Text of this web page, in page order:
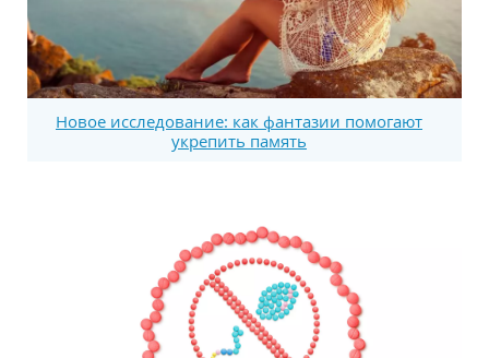
Новое исследование: как фантазии помогают
укрепить память